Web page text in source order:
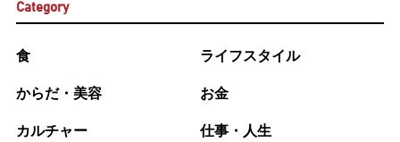
Category
食 ライフスタイル
からだ・美容 お金
カルチャー 仕事・人生